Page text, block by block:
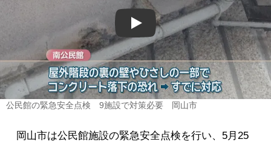
Play
公民館の緊急安全点検 9施設で対策必要 岡山市
岡山市は公民館施設の緊急安全点検を行い、5月25